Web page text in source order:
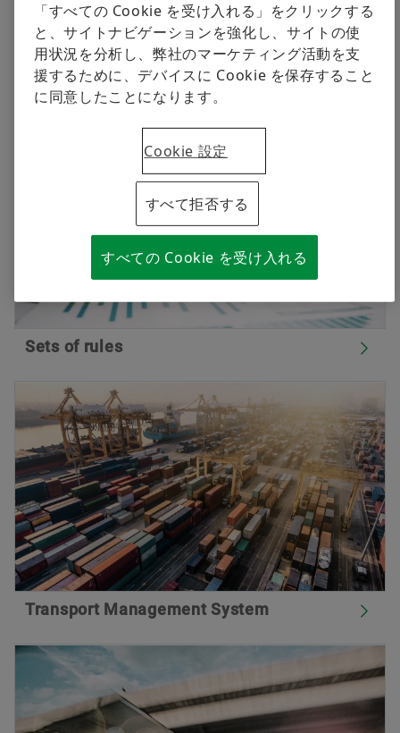
航空宇宙産業
二輪車
シェフラーグローバルテクノロジーネットワー
すぐに注文する
All current valid documents concerning procurement
logistics of the Schaeffler Group are summarised as
follows.
Sets of rules
Transport Management System
「すべての Cookie を受け入れる」をクリックする
と、サイトナビゲーションを強化し、サイトの使
用状況を分析し、弊社のマーケティング活動を支
援するために、デバイスに Cookie を保存すること
に同意したことになります。
Cookie 設定
すべて拒否する
すべての Cookie を受け入れる